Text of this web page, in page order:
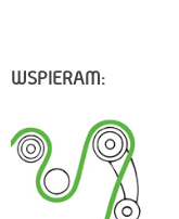
WSPIERAM: